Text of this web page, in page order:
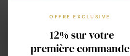
OFFRE EXCLUSIVE
-12% sur votre
première commande